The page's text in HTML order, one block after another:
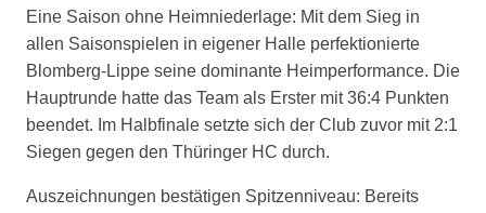
Eine Saison ohne Heimniederlage: Mit dem Sieg in
allen Saisonspielen in eigener Halle perfektionierte
Blomberg-Lippe seine dominante Heimperformance. Die
Hauptrunde hatte das Team als Erster mit 36:4 Punkten
beendet. Im Halbfinale setzte sich der Club zuvor mit 2:1
Siegen gegen den Thüringer HC durch.
Auszeichnungen bestätigen Spitzenniveau: Bereits